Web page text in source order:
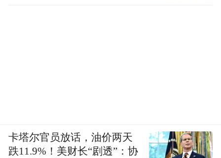
卡塔尔官员放话，油价两天
跌11.9%！美财长“剧透”：协